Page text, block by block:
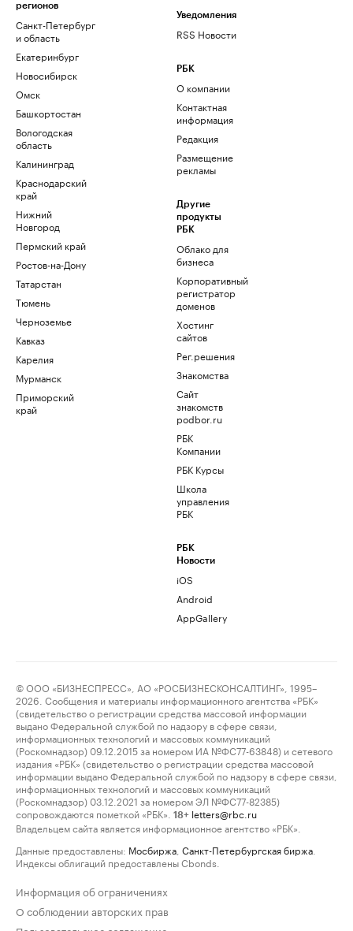
регионов
Санкт-Петербург
и область
Екатеринбург
Новосибирск
Омск
Башкортостан
Вологодская
область
Калининград
Краснодарский
край
Нижний
Новгород
Пермский край
Ростов-на-Дону
Татарстан
Тюмень
Черноземье
Кавказ
Карелия
Мурманск
Приморский
край
Уведомления
RSS Новости
РБК
О компании
Контактная
информация
Редакция
Размещение
рекламы
Другие
продукты
РБК
Облако для
бизнеса
Корпоративный
регистратор
доменов
Хостинг
сайтов
Рег.решения
Знакомства
Сайт
знакомств
podbor.ru
РБК
Компании
РБК Курсы
Школа
управления
РБК
РБК
Новости
iOS
Android
AppGallery
© ООО «БИЗНЕСПРЕСС», АО «РОСБИЗНЕСКОНСАЛТИНГ», 1995–
2026. Сообщения и материалы информационного агентства «РБК»
(свидетельство о регистрации средства массовой информации
выдано Федеральной службой по надзору в сфере связи,
информационных технологий и массовых коммуникаций
(Роскомнадзор) 09.12.2015 за номером ИА №ФС77-63848) и сетевого
издания «РБК» (свидетельство о регистрации средства массовой
информации выдано Федеральной службой по надзору в сфере связи,
информационных технологий и массовых коммуникаций
(Роскомнадзор) 03.12.2021 за номером ЭЛ №ФС77-82385)
сопровождаются пометкой «РБК».
18+ letters@rbc.ru
Владельцем сайта является информационное агентство «РБК».
Данные предоставлены: Мосбиржа Санкт-Петербургская биржа
Индексы облигаций предоставлены Cbonds.
Информация об ограничениях
О соблюдении авторских прав